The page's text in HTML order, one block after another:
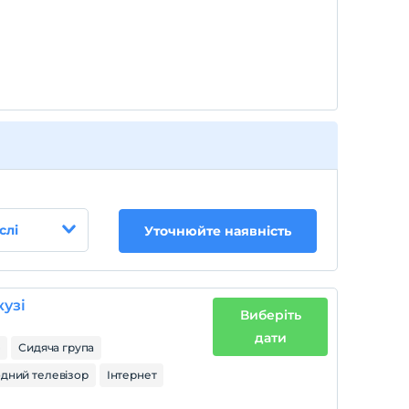
Уточнюйте наявність
Сидяча група
телевізор Інтернет
Виберіть
дати